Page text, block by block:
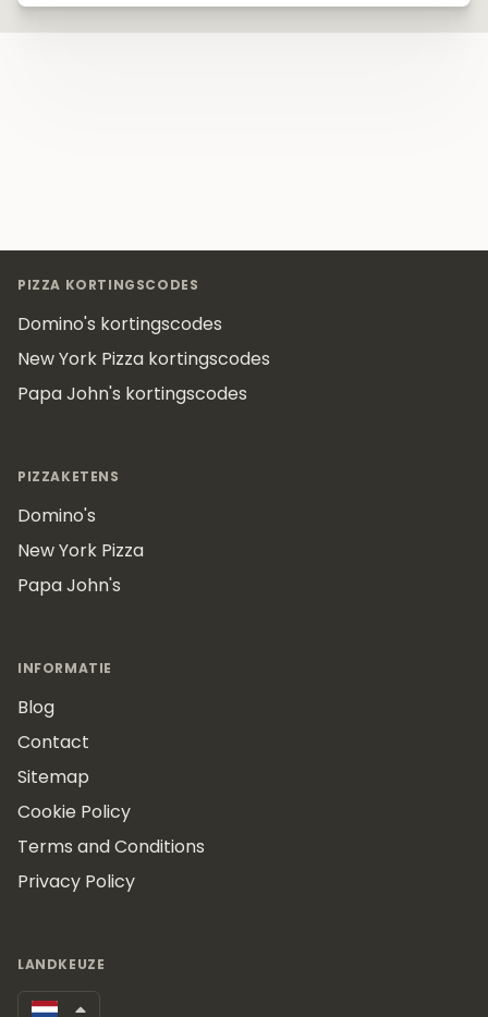
PIZZA KORTINGSCODES
Domino's kortingscodes
New York Pizza kortingscodes
Papa John's kortingscodes
PIZZAKETENS
Domino's
New York Pizza
Papa John's
INFORMATIE
Blog
Contact
Sitemap
Cookie Policy
Terms and Conditions
Privacy Policy
LANDKEUZE